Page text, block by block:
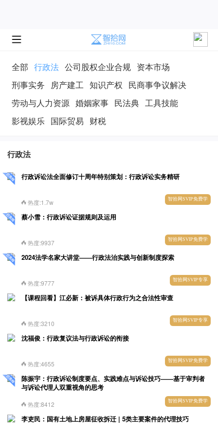
全部 行政法 公司股权企业合规 资本市场
刑事实务 房产建工 知识产权 民商事争议解决
劳动与人力资源 婚姻家事 民法典 工具技能
影视娱乐 国际贸易 财税
行政法
行政诉讼法全面修订十周年特别策划：行政诉讼实务精研
热度:1.7w 智拾网SVIP免费学
蔡小雪：行政诉讼证据规则及运用
热度:9937 智拾网SVIP免费学
2024法学名家大讲堂——行政法治实践与创新制度探索
热度:9777 智拾网SVIP专享
【课程回看】江必新：被诉具体行政行为之合法性审查
热度:3210 智拾网SVIP专享
沈福俊：行政复议法与行政诉讼的衔接
热度:4655 智拾网SVIP免费学
陈振宇：行政诉讼制度要点、实践难点与诉讼技巧——基于审判者
与诉讼代理人双重视角的思考
热度:8412 智拾网SVIP免费学
李吏民：国有土地上房屋征收拆迁 | 5类主要案件的代理技巧